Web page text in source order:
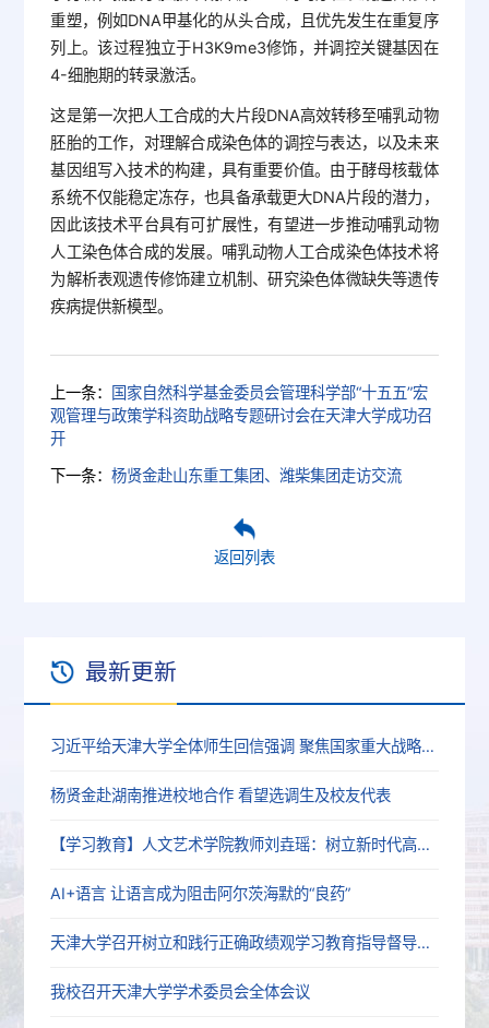
重塑，例如DNA甲基化的从头合成，且优先发生在重复序
列上。该过程独立于H3K9me3修饰，并调控关键基因在
4-细胞期的转录激活。
这是第一次把人工合成的大片段DNA高效转移至哺乳动物
胚胎的工作，对理解合成染色体的调控与表达，以及未来
基因组写入技术的构建，具有重要价值。由于酵母核载体
系统不仅能稳定冻存，也具备承载更大DNA片段的潜力，
因此该技术平台具有可扩展性，有望进一步推动哺乳动物
人工染色体合成的发展。哺乳动物人工合成染色体技术将
为解析表观遗传修饰建立机制、研究染色体微缺失等遗传
疾病提供新模型。
上一条： 国家自然科学基金委员会管理科学部“十五五”宏
观管理与政策学科资助战略专题研讨会在天津大学成功召
开
下一条：杨贤金赴山东重工集团、潍柴集团走访交流
返回列表
最新更新
习近平给天津大学全体师生回信强调 聚焦国家重大战略需求提高人才培养质量 更好服务经济社会发展
杨贤金赴湖南推进校地合作 看望选调生及校友代表
【学习教育】人文艺术学院教师刘垚瑶：树立新时代高校党员教师的正确政绩观
AI+语言 让语言成为阻击阿尔茨海默的“良药”
天津大学召开树立和践行正确政绩观学习教育指导督导工作推进会
我校召开天津大学学术委员会全体会议